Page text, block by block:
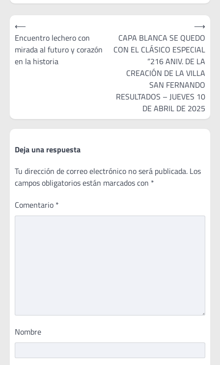
Navegación
de
entradas
⟵
Encuentro lechero con
mirada al futuro y corazón
en la historia
CAPA BLANCA SE QUEDO
CON EL CLÁSICO ESPECIAL
“216 ANIV. DE LA
CREACIÓN DE LA VILLA
SAN FERNANDO
RESULTADOS – JUEVES 10
DE ABRIL DE 2025
⟶
Deja una respuesta
Tu dirección de correo electrónico no será publicada. Los
campos obligatorios están marcados con *
Comentario *
Nombre